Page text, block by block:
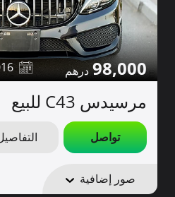
98,000
مرسيدس C43 للبيع
تواصل
صور إضافية